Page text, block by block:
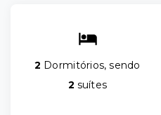
2 Dormitórios, sendo
2 suítes